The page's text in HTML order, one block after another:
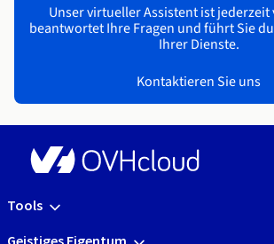
Unser virtueller Assistent ist jederzeit
beantwortet Ihre Fragen und führt Sie
Ihrer Dienste.
Kontaktieren Sie uns
Tools